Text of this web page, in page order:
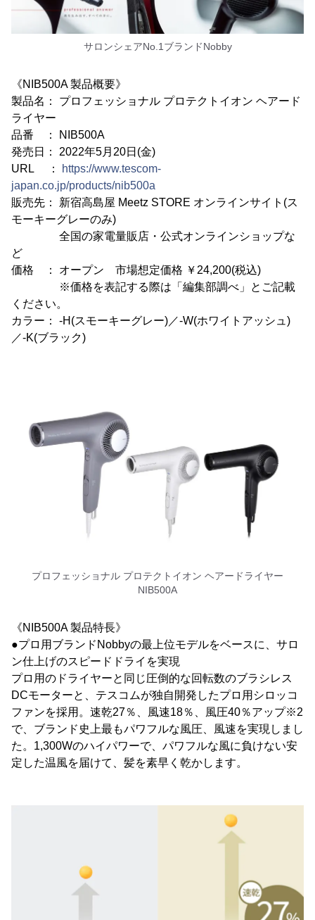
サロンシェアNo.1ブランドNobby
《NIB500A 製品概要》
製品名： プロフェッショナル プロテクトイオン ヘアード
ライヤー
品番 ： NIB500A
発売日： 2022年5月20日(金)
URL ：
https://www.tescom-
japan.co.jp/products/nib500a
販売先： 新宿高島屋 Meetz STORE オンラインサイト(ス
モーキーグレーのみ)
全国の家電量販店・公式オンラインショップな
ど
価格 ： オープン 市場想定価格 ￥24,200(税込)
※価格を表記する際は「編集部調べ」とご記載
ください。
カラー： -H(スモーキーグレー)／-W(ホワイトアッシュ)
／-K(ブラック)
プロフェッショナル プロテクトイオン ヘアードライヤー
NIB500A
《NIB500A 製品特長》
●プロ用ブランドNobbyの最上位モデルをベースに、サロ
ン仕上げのスピードドライを実現
プロ用のドライヤーと同じ圧倒的な回転数のブラシレス
DCモーターと、テスコムが独自開発したプロ用シロッコ
ファンを採用。速乾27％、風速18％、風圧40％アップ※2
で、ブランド史上最もパワフルな風圧、風速を実現しまし
た。1,300Wのハイパワーで、パワフルな風に負けない安
定した温風を届けて、髪を素早く乾かします。